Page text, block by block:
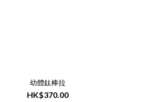
幼體鈦棒拉
HK$370.00